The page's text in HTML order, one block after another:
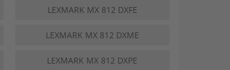
LEXMARK MX 812 DXFE
LEXMARK MX 812 DXME
LEXMARK MX 812 DXPE